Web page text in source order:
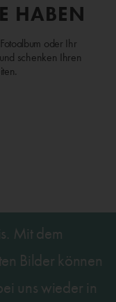
HABEN
oder Ihr
schenken Ihren
Mit dem
Bilder können
uns wieder in